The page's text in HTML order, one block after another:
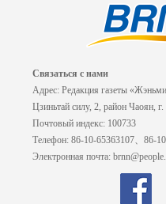
Связаться с нами
Адрес: Редакция газеты
Цзиньтай силу, 2, район Чаоян,
Почтовый индекс: 100733
Телефон: 86-10-65363107、86-
Электронная почта: